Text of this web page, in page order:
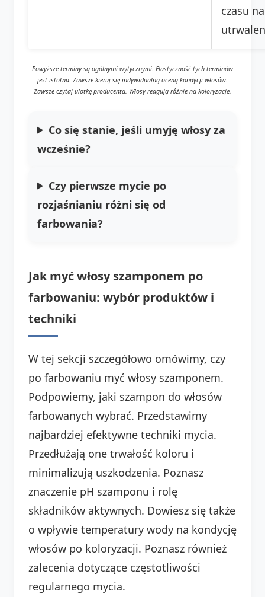
czasu na
Powyższe terminy są ogólnymi wytycznymi. Elastyczność tych terminów
jest istotna. Zawsze kieruj się indywidualną oceną kondycji włosów.
Zawsze czytaj ulotkę producenta. Włosy reagują różnie na koloryzację.
Co się stanie, jeśli umyję włosy za
wcześnie?
Czy pierwsze mycie po
rozjaśnianiu różni się od
farbowania?
Jak myć włosy szamponem po
farbowaniu: wybór produktów i
techniki
W tej sekcji szczegółowo omówimy, czy
po farbowaniu myć włosy szamponem.
Podpowiemy, jaki szampon do włosów
farbowanych wybrać. Przedstawimy
najbardziej efektywne techniki mycia.
Przedłużają one trwałość koloru i
minimalizują uszkodzenia. Poznasz
znaczenie pH szamponu i rolę
składników aktywnych. Dowiesz się także
o wpływie temperatury wody na kondycję
włosów po koloryzacji. Poznasz również
zalecenia dotyczące częstotliwości
regularnego mycia.